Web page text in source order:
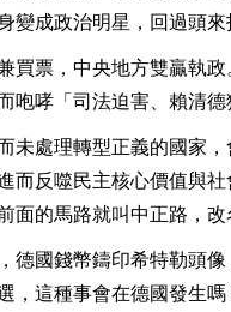
變成政治明星，回過頭來
買票，中央地方雙贏執
咆哮「司法迫害、賴清德
未處理轉型正義的國家
而反噬民主核心價值與
面的馬路就叫中正路，改
德國錢幣鑄印希特勒頭
，這種事會在德國發生